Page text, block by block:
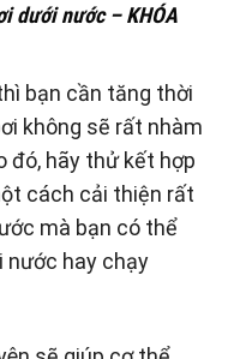
dưới nước – KHÓA
bạn cần tăng thời
không sẽ rất nhàm
đó, hãy thử kết hợp
cách cải thiện rất
mà bạn có thể
nước hay chạy